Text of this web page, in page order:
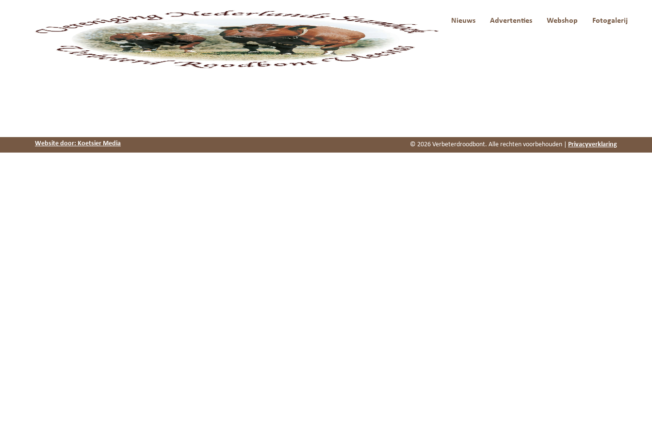
Fokkerij Keuringen Nieuws Advertenties Webshop Fotogalerij
Website door: Koetsier Media © 2026 Verbeterdroodbont. Alle rechten voorbehouden | Privacyverklaring